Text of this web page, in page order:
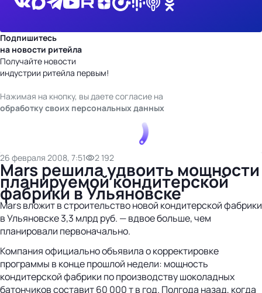
Подпишитесь
на новости ритейла
Получайте новости
индустрии ритейла первым!
Нажимая на кнопку, вы даете согласие на
обработку своих персональных данных
26 февраля 2008, 7:51 2 192
Mars решила удвоить мощности
планируемой кондитерской
фабрики в Ульяновске
Mars вложит в строительство новой кондитерской фабрики
в Ульяновске 3,3 млрд руб. — вдвое больше, чем
планировали первоначально.
Компания официально объявила о корректировке
программы в конце прошлой недели: мощность
кондитерской фабрики по производству шоколадных
батончиков составит 60 000 т в год. Полгода назад, когда